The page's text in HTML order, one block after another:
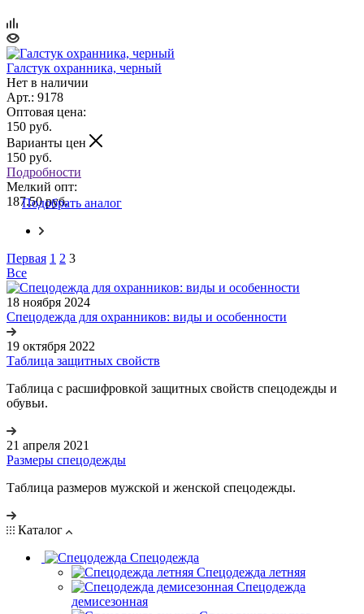
Галстук охранника, черный
Нет в наличии
Арт.: 9178
Оптовая цена:
150 руб.
Варианты цен
150 руб.
Подробности
Мелкий опт:
187.50 руб.
Подобрать аналог
Первая 1 2 3
Все
18 ноября 2024
Спецодежда для охранников: виды и особенности
19 октября 2022
Таблица защитных свойств
Таблица с расшифровкой защитных свойств спецодежды и
обувьи.
21 апреля 2021
Размеры спецодежды
Таблица размеров мужской и женской спецодежды.
Каталог
Спецодежда
Спецодежда летняя
Спецодежда
демисезонная